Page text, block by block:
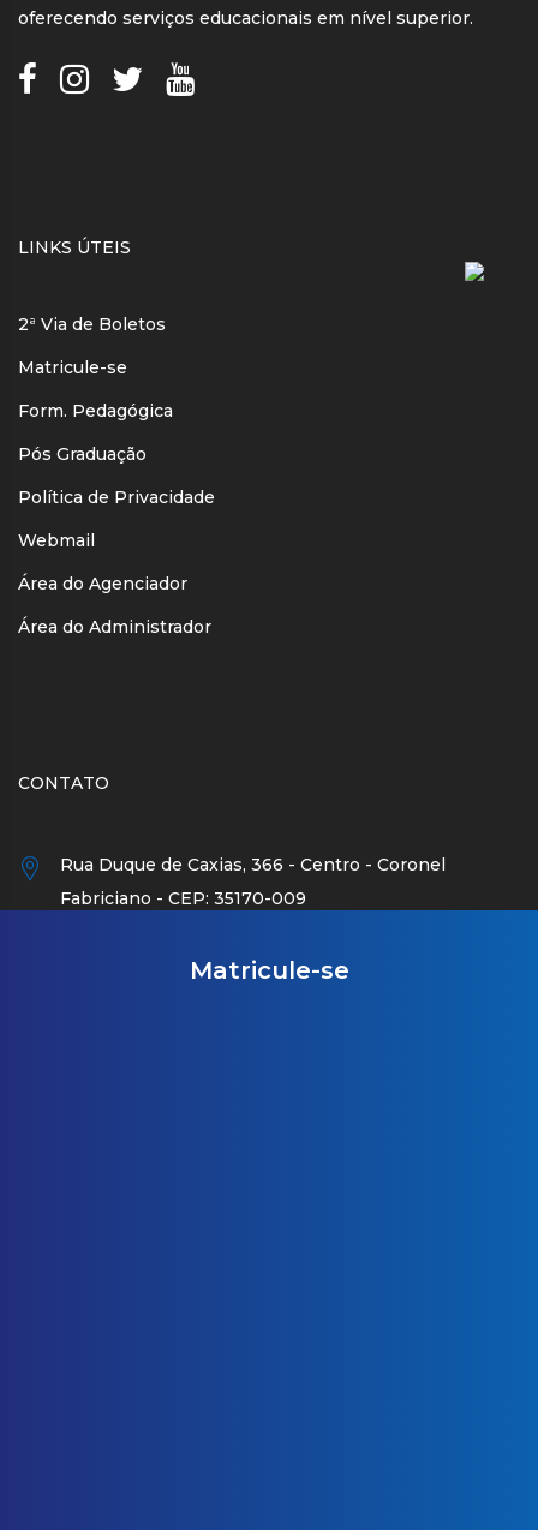
oferecendo serviços educacionais em nível superior.
LINKS ÚTEIS
2ª Via de Boletos
Matricule-se
Form. Pedagógica
Pós Graduação
Política de Privacidade
Webmail
Área do Agenciador
Área do Administrador
CONTATO
Rua Duque de Caxias, 366 - Centro - Coronel
Fabriciano - CEP: 35170-009
Matricule-se